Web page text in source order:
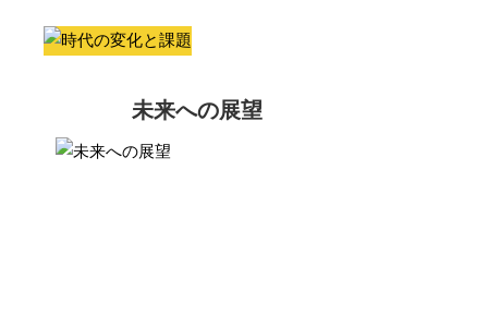
未来への展望